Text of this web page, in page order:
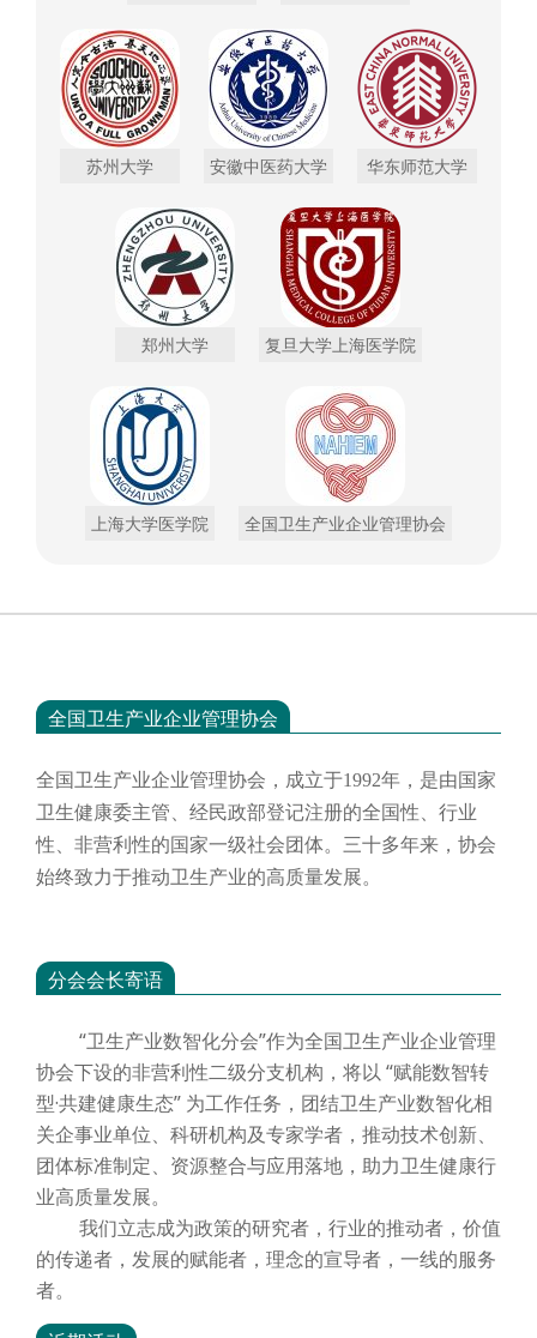
苏州大学 安徽中医药大学 华东师范大学
郑州大学 复旦大学上海医学院
上海大学医学院 全国卫生产业企业管理协会
全国卫生产业企业管理协会
全国卫生产业企业管理协会，成立于1992年，是由国家
卫生健康委主管、经民政部登记注册的全国性、行业
性、非营利性的国家一级社会团体。三十多年来，协会
始终致力于推动卫生产业的高质量发展。
分会会长寄语
“卫生产业数智化分会”作为全国卫生产业企业管理
协会下设的非营利性二级分支机构，将以 “赋能数智转
型·共建健康生态” 为工作任务，团结卫生产业数智化相
关企事业单位、科研机构及专家学者，推动技术创新、
团体标准制定、资源整合与应用落地，助力卫生健康行
业高质量发展。
我们立志成为政策的研究者，行业的推动者，价值
的传递者，发展的赋能者，理念的宣导者，一线的服务
者。